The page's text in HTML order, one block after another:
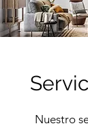
Nuestro